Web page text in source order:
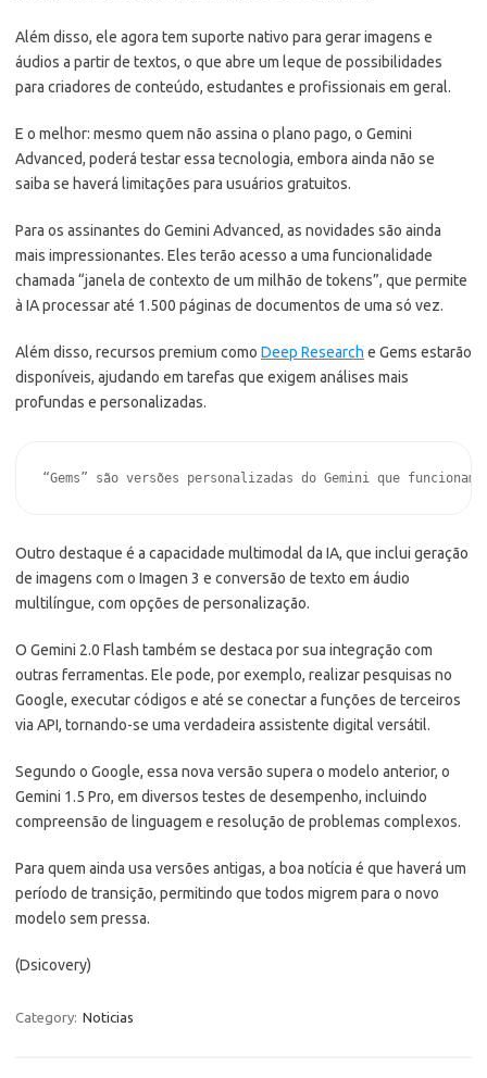
Além disso, ele agora tem suporte nativo para gerar imagens e
áudios a partir de textos, o que abre um leque de possibilidades
para criadores de conteúdo, estudantes e profissionais em geral.
E o melhor: mesmo quem não assina o plano pago, o Gemini
Advanced, poderá testar essa tecnologia, embora ainda não se
saiba se haverá limitações para usuários gratuitos.
Para os assinantes do Gemini Advanced, as novidades são ainda
mais impressionantes. Eles terão acesso a uma funcionalidade
chamada “janela de contexto de um milhão de tokens”, que permite
à IA processar até 1.500 páginas de documentos de uma só vez.
Além disso, recursos premium como Deep Research e Gems estarão
disponíveis, ajudando em tarefas que exigem análises mais
profundas e personalizadas.
“Gems” são versões personalizadas do Gemini que
Outro destaque é a capacidade multimodal da IA, que inclui geração
de imagens com o Imagen 3 e conversão de texto em áudio
multilíngue, com opções de personalização.
O Gemini 2.0 Flash também se destaca por sua integração com
outras ferramentas. Ele pode, por exemplo, realizar pesquisas no
Google, executar códigos e até se conectar a funções de terceiros
via API, tornando-se uma verdadeira assistente digital versátil.
Segundo o Google, essa nova versão supera o modelo anterior, o
Gemini 1.5 Pro, em diversos testes de desempenho, incluindo
compreensão de linguagem e resolução de problemas complexos.
Para quem ainda usa versões antigas, a boa notícia é que haverá um
período de transição, permitindo que todos migrem para o novo
modelo sem pressa.
(Dsicovery)
Category: Noticias